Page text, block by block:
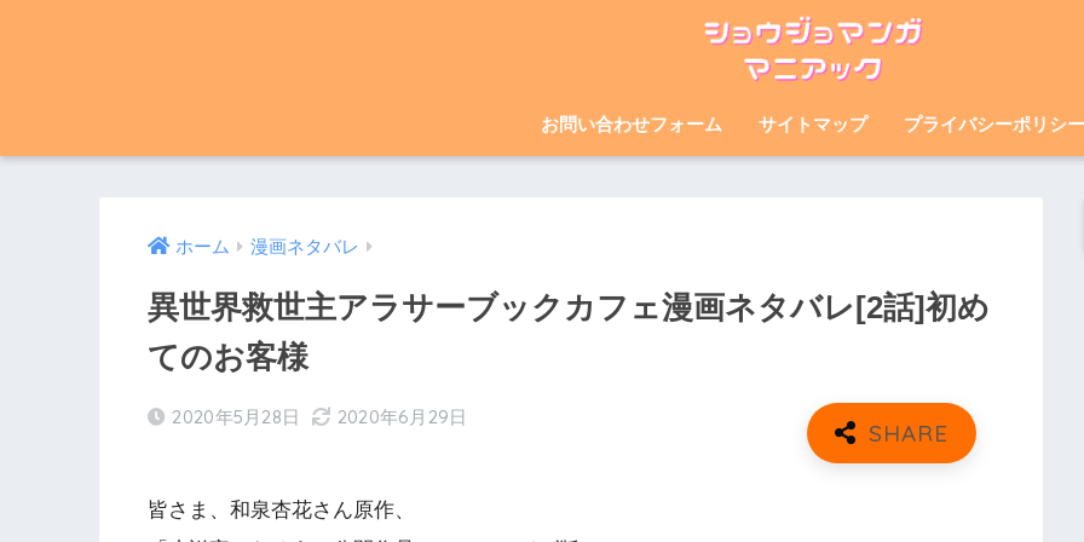
お問い合わせフォーム サイトマップ プライバシーポリシー
ホーム 漫画ネタバレ
異世界救世主アラサーブックカフェ漫画ネタバレ[2話]初め
てのお客様
2020年5月28日 2020年6月29日
皆さま、和泉杏花さん原作、